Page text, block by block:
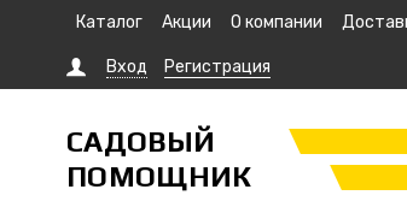
Каталог Акции О компании
Вход Регистрация
САДОВЫЙ
ПОМОЩНИК